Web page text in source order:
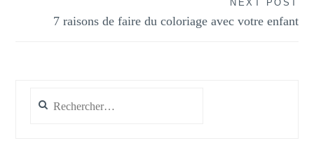
NEXT POST
7 raisons de faire du coloriage avec votre enfant